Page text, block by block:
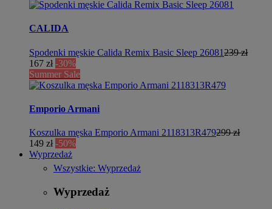
CALIDA
Spodenki męskie Calida Remix Basic Sleep 26081239 zł
167 zł -30%
Summer Sale
Emporio Armani
Koszulka męska Emporio Armani 2118313R479299 zł
149 zł -50%
Wyprzedaż
Wszystkie: Wyprzedaż
Wyprzedaż